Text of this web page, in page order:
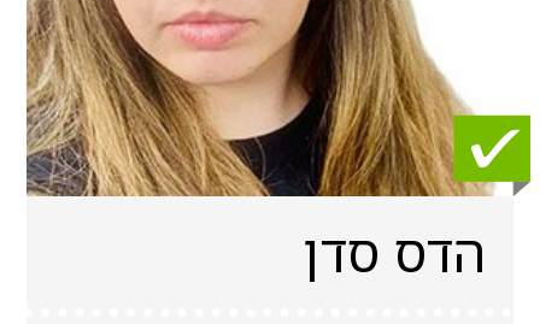
הדס סדן